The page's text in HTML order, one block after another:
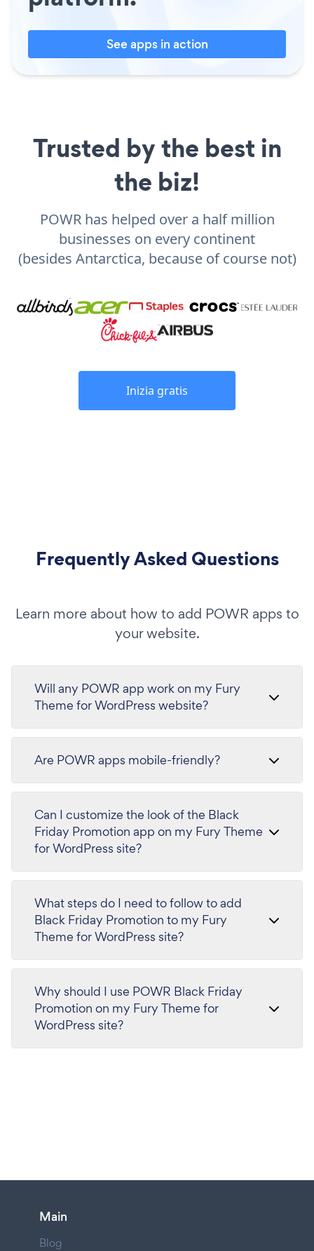
See apps in action
Trusted by the best in
the biz!
POWR has helped over a half million
businesses on every continent
(besides Antarctica, because of course not)
Inizia gratis
Frequently Asked Questions
Learn more about how to add POWR apps to
your website.
Will any POWR app work on my Fury
Theme for WordPress website?
Are POWR apps mobile-friendly?
Can I customize the look of the Black
Friday Promotion app on my Fury Theme
for WordPress site?
What steps do I need to follow to add
Black Friday Promotion to my Fury
Theme for WordPress site?
Why should I use POWR Black Friday
Promotion on my Fury Theme for
WordPress site?
Main
Blog